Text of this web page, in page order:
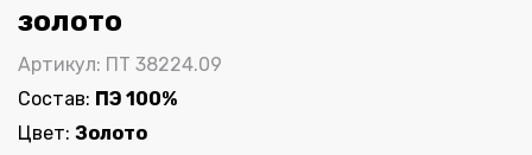
золото
Артикул: ПТ 38224.09
Состав: ПЭ 100%
Цвет: Золото